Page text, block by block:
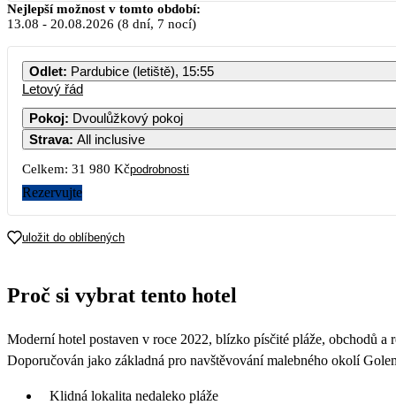
Nejlepší možnost v tomto období:
13.08 - 20.08.2026 (8 dní, 7 nocí)
Odlet: Pardubice (letiště), 15:55
Letový řád
Pokoj: Dvoulůžkový pokoj
Strava: All inclusive
Celkem: 31 980 Kčpodrobnosti
Rezervujte
uložit do oblíbených
Proč si vybrat tento hotel
Moderní hotel postaven v roce 2022, blízko písčité pláže, obchodů
Doporučován jako základná pro navštěvování malebného okolí
Klidná lokalita nedaleko pláže